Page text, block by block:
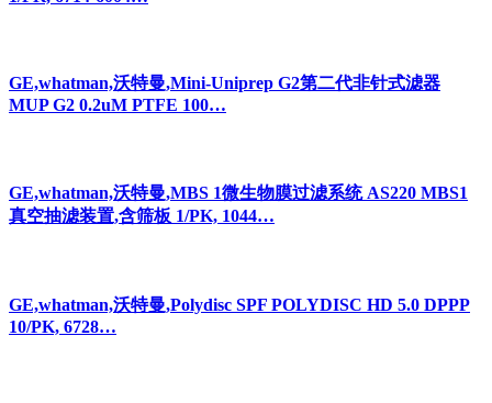
GE,whatman,沃特曼,Mini-Uniprep G2第二代非针式滤器
MUP G2 0.2uM PTFE 100…
GE,whatman,沃特曼,MBS 1微生物膜过滤系统 AS220 MBS1
真空抽滤装置,含筛板 1/PK, 1044…
GE,whatman,沃特曼,Polydisc SPF POLYDISC HD 5.0 DPPP
10/PK, 6728…